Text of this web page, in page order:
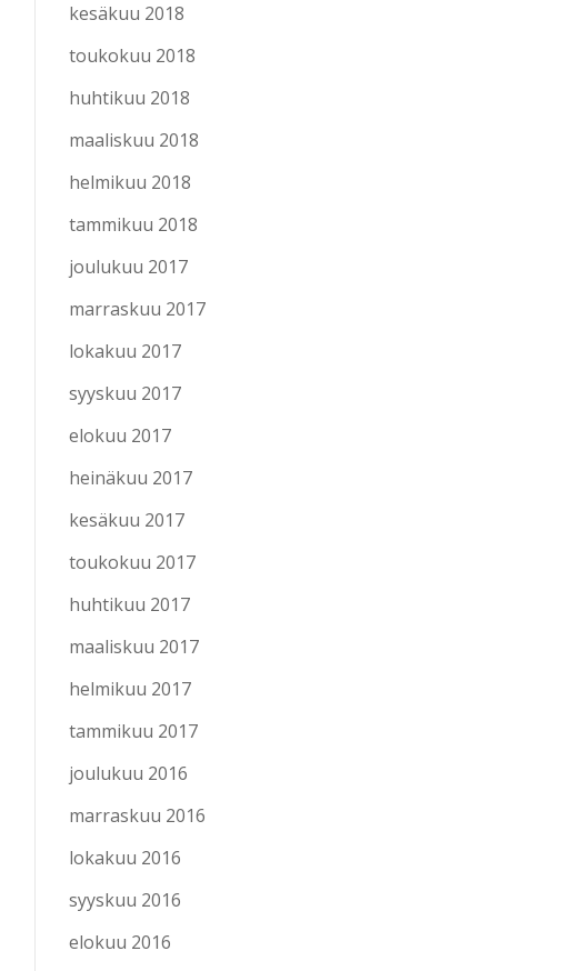
kesäkuu 2018
toukokuu 2018
huhtikuu 2018
maaliskuu 2018
helmikuu 2018
tammikuu 2018
joulukuu 2017
marraskuu 2017
lokakuu 2017
syyskuu 2017
elokuu 2017
heinäkuu 2017
kesäkuu 2017
toukokuu 2017
huhtikuu 2017
maaliskuu 2017
helmikuu 2017
tammikuu 2017
joulukuu 2016
marraskuu 2016
lokakuu 2016
syyskuu 2016
elokuu 2016